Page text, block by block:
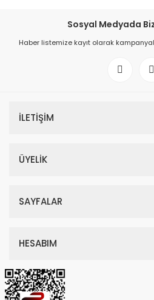
Sosyal Medyada
Haber listemize kayıt olarak
İLETİŞİM
ÜYELİK
SAYFALAR
HESABIM